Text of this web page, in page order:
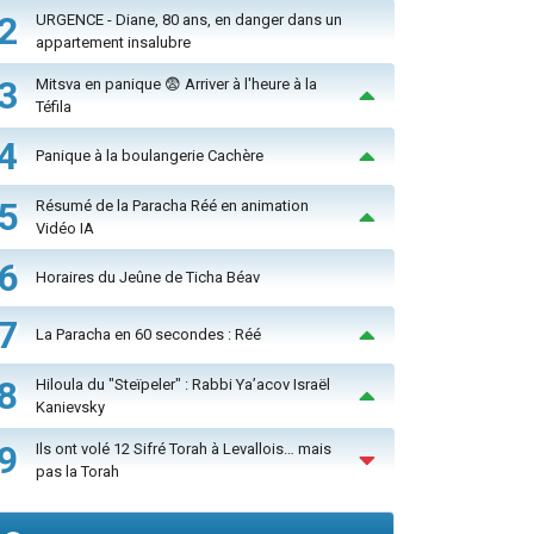
URGENCE - Diane, 80 ans, en danger dans un
appartement insalubre
Mitsva en panique 😨 Arriver à l'heure à la
Téfila
Panique à la boulangerie Cachère
Résumé de la Paracha Réé en animation
Vidéo IA
Horaires du Jeûne de Ticha Béav
La Paracha en 60 secondes : Réé
Hiloula du "Steïpeler" : Rabbi Ya’acov Israël
Kanievsky
Ils ont volé 12 Sifré Torah à Levallois… mais
pas la Torah